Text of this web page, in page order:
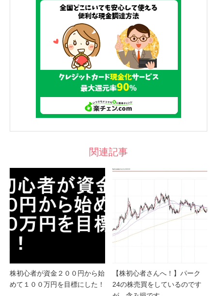
関連記事
株初心者が資金２００円から始
めて１００万円を目標にした！
【株初心者さんへ！】パーク
24の株売買をしているのです